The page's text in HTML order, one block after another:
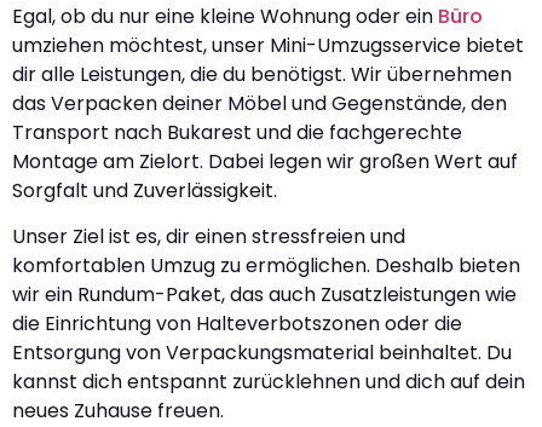
Egal, ob du nur eine kleine Wohnung oder ein Büro
umziehen möchtest, unser Mini-Umzugsservice bietet
dir alle Leistungen, die du benötigst. Wir übernehmen
das Verpacken deiner Möbel und Gegenstände, den
Transport nach Bukarest und die fachgerechte
Montage am Zielort. Dabei legen wir großen Wert auf
Sorgfalt und Zuverlässigkeit.
Unser Ziel ist es, dir einen stressfreien und
komfortablen Umzug zu ermöglichen. Deshalb bieten
wir ein Rundum-Paket, das auch Zusatzleistungen wie
die Einrichtung von Halteverbotszonen oder die
Entsorgung von Verpackungsmaterial beinhaltet. Du
kannst dich entspannt zurücklehnen und dich auf dein
neues Zuhause freuen.